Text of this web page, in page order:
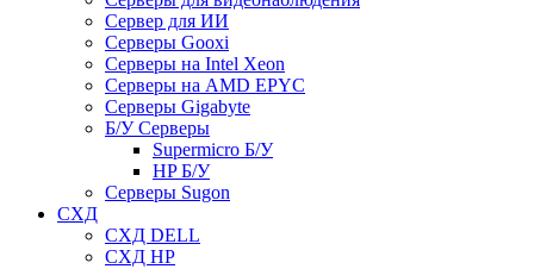
Сервер для ИИ
Серверы Gooxi
Серверы на Intel Xeon
Серверы на AMD EPYC
Серверы Gigabyte
Б/У Серверы
Supermicro Б/У
HP Б/У
Серверы Sugon
СХД
СХД DELL
СХД HP